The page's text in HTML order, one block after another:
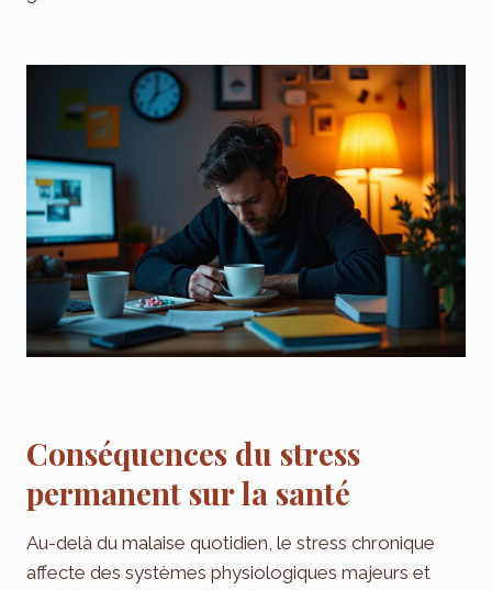
Conséquences du stress
permanent sur la santé
Au-delà du malaise quotidien, le stress chronique
affecte des systèmes physiologiques majeurs et